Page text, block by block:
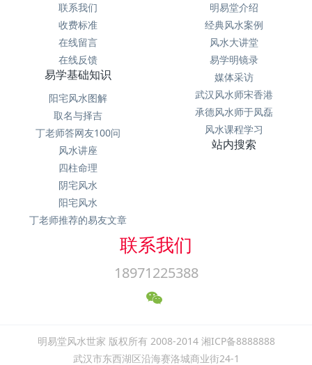
联系我们
收费标准
在线留言
在线反馈
明易堂介绍
经典风水案例
风水大讲堂
易学明镜录
媒体采访
武汉风水师宋香港
承德风水师于凤磊
风水课程学习
易学基础知识
阳宅风水图解
取名与择吉
丁老师答网友100问
风水讲座
四柱命理
阴宅风水
阳宅风水
丁老师推荐的易友文章
站内搜索
联系我们
18971225388
明易堂风水世家 版权所有 2008-2014 湘ICP备8888888
武汉市东西湖区沿海赛洛城商业街24-1